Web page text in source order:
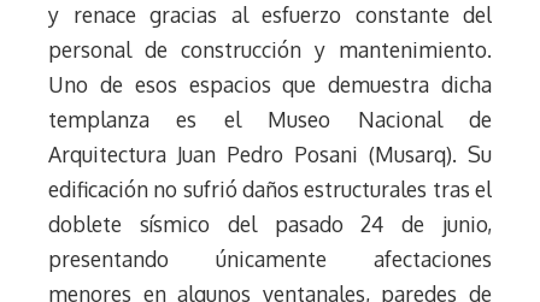
y renace gracias al esfuerzo constante del
personal de construcción y mantenimiento.
Uno de esos espacios que demuestra dicha
templanza es el Museo Nacional de
Arquitectura Juan Pedro Posani (Musarq). Su
edificación no sufrió daños estructurales tras el
doblete sísmico del pasado 24 de junio,
presentando únicamente afectaciones
menores en algunos ventanales, paredes de